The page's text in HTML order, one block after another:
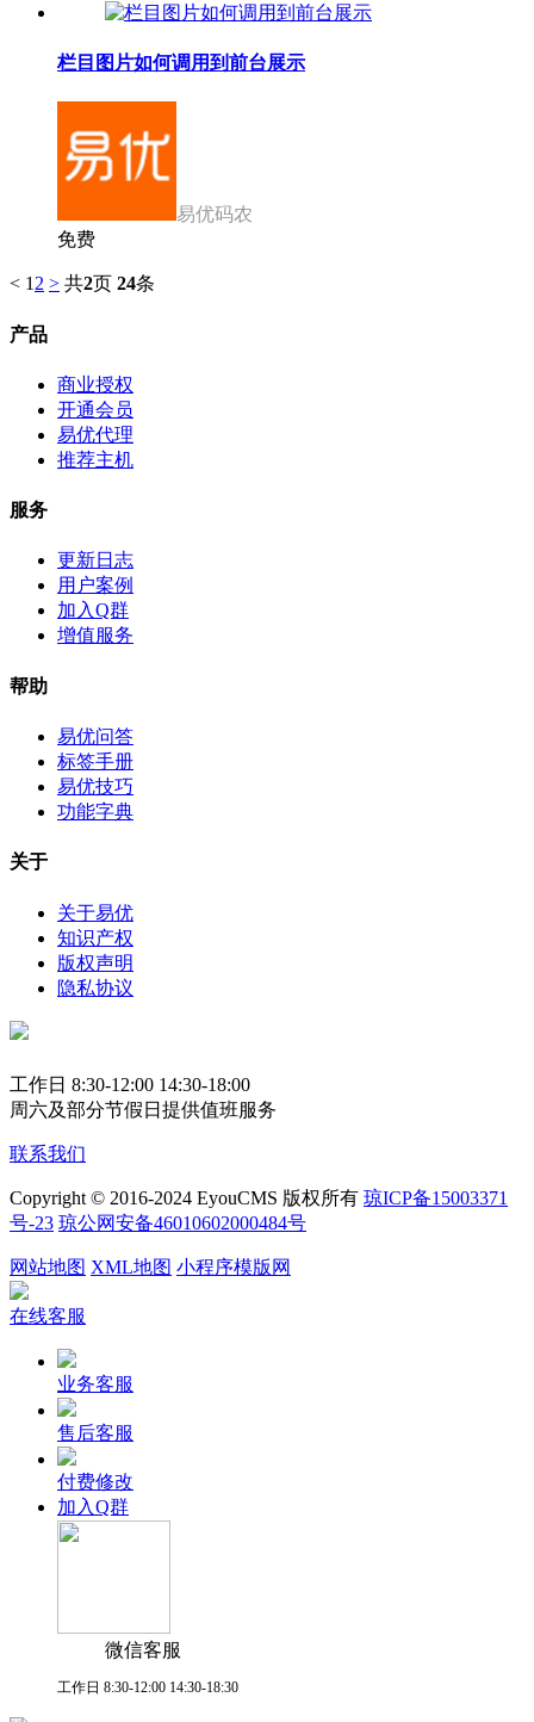
栏目图片如何调用到前台展示
易优码农
免费
< 1 2 > 共2页 24条
产品
商业授权
开通会员
易优代理
推荐主机
服务
更新日志
用户案例
加入Q群
增值服务
帮助
易优问答
标签手册
易优技巧
功能字典
关于
关于易优
知识产权
版权声明
隐私协议
工作日 8:30-12:00 14:30-18:00
周六及部分节假日提供值班服务
联系我们
Copyright © 2016-2024 EyouCMS 版权所有 琼ICP备15003371
号-23 琼公网安备46010602000484号
网站地图 XML地图 小程序模版网
在线客服
业务客服
售后客服
付费修改
加入Q群
微信客服
工作日 8:30-12:00 14:30-18:30